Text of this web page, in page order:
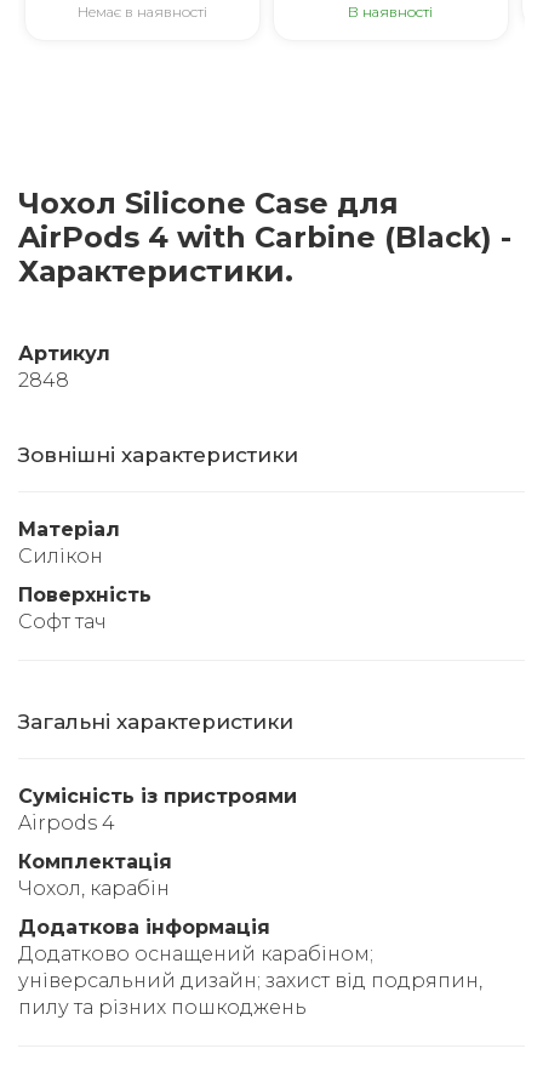
Немає в наявності
В наявності
Чохол Silicone Case для
AirPods 4 with Carbine (Black) -
Характеристики.
Артикул
2848
Зовнішні характеристики
Матеріал
Силікон
Поверхність
Софт тач
Загальні характеристики
Сумісність із пристроями
Airpods 4
Комплектація
Чохол, карабін
Додаткова інформація
Додатково оснащений карабіном;
універсальний дизайн; захист від подряпин,
пилу та різних пошкоджень